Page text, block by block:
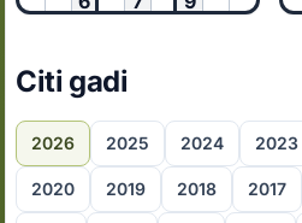
Citi gadi
2026 2025 2024 2023
2020 2019 2018 2017